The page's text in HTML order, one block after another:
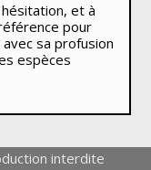
et à
pour
sa profusion
espèces
interdite